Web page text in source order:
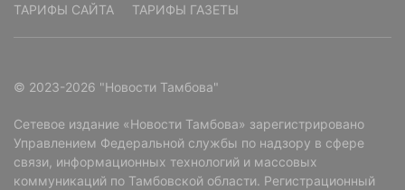
ТАРИФЫ САЙТА
ТАРИФЫ ГАЗЕТЫ
© 2023-2026 "Новости Тамбова"
Сетевое издание «Новости Тамбова» зарегистрировано
Управлением Федеральной службы по надзору в сфере
связи, информационных технологий и массовых
коммуникаций по Тамбовской области. Регистрационный